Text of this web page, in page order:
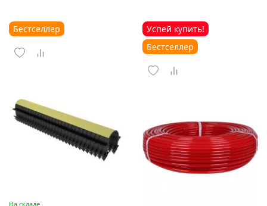
Бестселлер
На складе
Успей купить!
Бестселлер